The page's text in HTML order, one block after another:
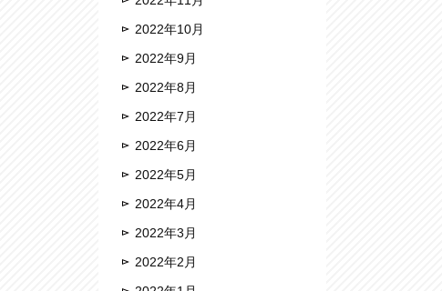
2022年10月
2022年9月
2022年8月
2022年7月
2022年6月
2022年5月
2022年4月
2022年3月
2022年2月